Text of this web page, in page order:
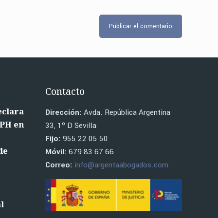
en
Contacto
Dirección: Avda. República Argentina
33, 1º D Sevilla
Fijo: 955 22 05 50
Móvil: 679 83 67 66
Correo: info@argentaabogados.com